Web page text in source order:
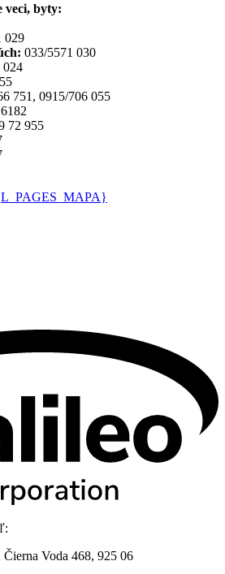
veci, byty:
029
033/5571 030
024
751, 0915/706 055
72 955
Voda 468, 925 06